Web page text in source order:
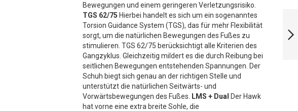
SALMING HAWK
COURT POSEIDON
BLUE ACHTEN SIE
AUF IHRE
SCHUHGRÖSSE!!
WEITER
Bewegungen und einem geringeren Verletzungsrisiko.
TGS 62/75 Hierbei handelt es sich um ein sogenanntes
Torsion Guidance System (TGS), das für mehr Flexibilität
sorgt, um die natürlichen Bewegungen des Fußes zu
stimulieren. TGS 62/75 berücksichtigt alle Kriterien des
Gangzyklus. Gleichzeitig mildert es die durch Reibung bei
seitlichen Bewegungen entstehenden Spannungen. Der
Schuh biegt sich genau an der richtigen Stelle und
unterstützt die natürlichen Seitwärts- und
Vorwärtsbewegungen des Fußes. LMS + Dual Der Hawk
hat vorne eine extra breite Sohle, die